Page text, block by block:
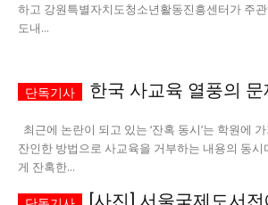
스토어 수완 키즈 청년공감
기자단 참여
저널리즘 바이브
보도자료 작성 서비스
스위프트 하
라라프레스
오픈미트
스토어 수완 키즈 청년공감
기자단 참여
저널리즘 바이브
보도자료 작성 서비스
스위프트 하
라라프레스
오픈미트
하고 강원특별자치도청소년활동진흥센터가 주
도내...
한국 사교육 열풍의 문
최근에 논란이 되고 있는 ‘잔혹 동시’는 학원에
잔인한 방법으로 사교육을 거부하는 내용의 동시
게 잔혹한...